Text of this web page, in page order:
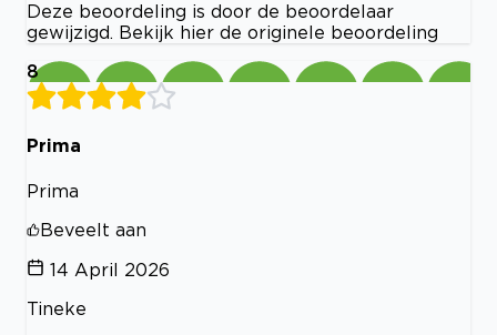
Deze beoordeling is door de beoordelaar
gewijzigd. Bekijk hier de originele beoordeling
8
Prima
Prima
Beveelt aan
14 April 2026
Tineke